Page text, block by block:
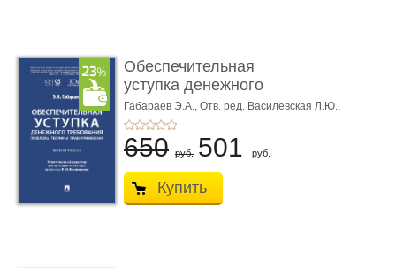
Обеспечительная
уступка денежного
требования ...
Габараев Э.А., Отв. ред. Василевская Л.Ю.,
вступ. сл. Каретина М.Г.
650 руб. 501 руб.
Купить